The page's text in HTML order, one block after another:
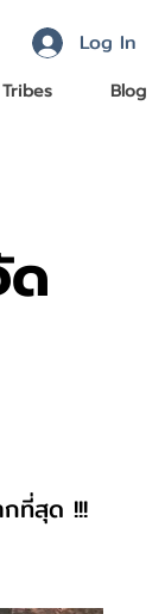
Log In
Blog
ด
ที่สุด !!!